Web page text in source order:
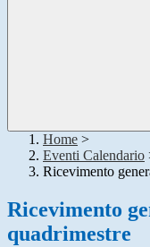
Home >
Eventi Calendario
Ricevimento
Ricevimento
quadrimestre